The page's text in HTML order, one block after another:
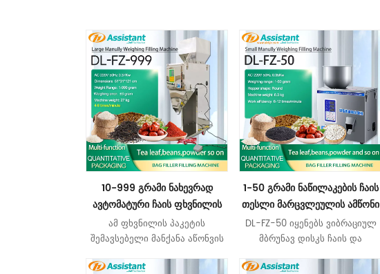
10-999 გრამი ნახევრად
ავტომატური ჩაის ფხვნილის
ნაწილაკების დახარისხების
შემავსებელი მანქანა DL-FZ-
ამ ფხვნილის პაკეტის
შემავსებელი მანქანა აწონვის
შევსების პროცესი და მანქანა
1-50 გრამი ნაწილაკების ჩაის
თესლი მარცვლეულის ამწონი
შემავსებელი მანქანა DL-FZ-
50
DL-FZ-50 იყენებს ვიბრაციულ
მბრუნავ დისკს ჩაის და
ჩანთებში და ჩანთებში